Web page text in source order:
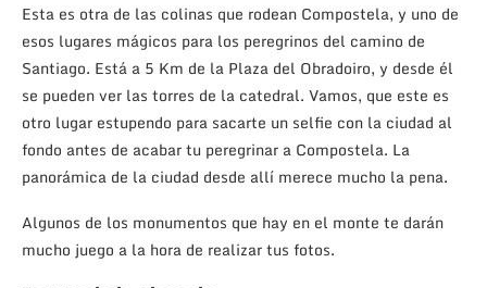
Esta es otra de las colinas que rodean Compostela, y uno de
esos lugares mágicos para los peregrinos del camino de
Santiago. Está a 5 Km de la Plaza del Obradoiro, y desde él
se pueden ver las torres de la catedral. Vamos, que este es
otro lugar estupendo para sacarte un selfie con la ciudad al
fondo antes de acabar tu peregrinar a Compostela. La
panorámica de la ciudad desde allí merece mucho la pena.
Algunos de los monumentos que hay en el monte te darán
mucho juego a la hora de realizar tus fotos.